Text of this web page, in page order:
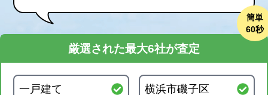
簡単
60秒
厳選された最大6社が査定